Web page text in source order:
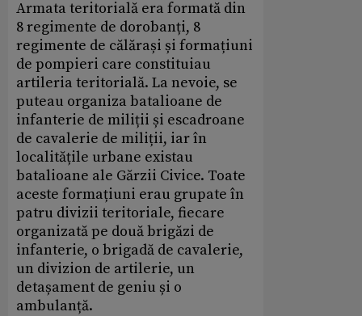
Armata teritorială era formată din
8 regimente de dorobanți, 8
regimente de călărași și formațiuni
de pompieri care constituiau
artileria teritorială. La nevoie, se
puteau organiza batalioane de
infanterie de miliții și escadroane
de cavalerie de miliții, iar în
localitățile urbane existau
batalioane ale Gărzii Civice. Toate
aceste formațiuni erau grupate în
patru divizii teritoriale, fiecare
organizată pe două brigăzi de
infanterie, o brigadă de cavalerie,
un divizion de artilerie, un
detașament de geniu și o
ambulanță.